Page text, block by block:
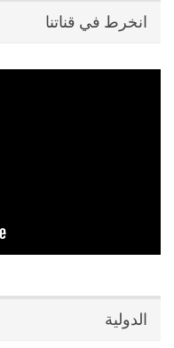
انخرط في قناتنا
الدولية